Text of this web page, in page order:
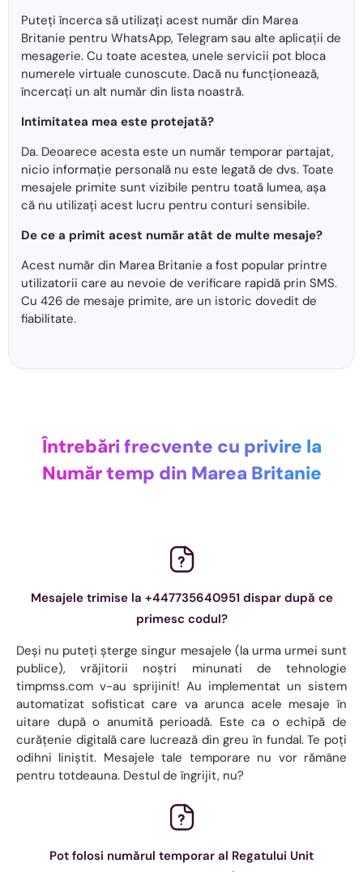
Puteți încerca să utilizați acest număr din Marea
Britanie pentru WhatsApp, Telegram sau alte aplicații de
mesagerie. Cu toate acestea, unele servicii pot bloca
numerele virtuale cunoscute. Dacă nu funcționează,
încercați un alt număr din lista noastră.
Intimitatea mea este protejată?
Da. Deoarece acesta este un număr temporar partajat,
nicio informație personală nu este legată de dvs. Toate
mesajele primite sunt vizibile pentru toată lumea, așa
că nu utilizați acest lucru pentru conturi sensibile.
De ce a primit acest număr atât de multe mesaje?
Acest număr din Marea Britanie a fost popular printre
utilizatorii care au nevoie de verificare rapidă prin SMS.
Cu 426 de mesaje primite, are un istoric dovedit de
fiabilitate.
Întrebări frecvente cu privire la
Număr temp din Marea Britanie
Mesajele trimise la +447735640951 dispar după ce
primesc codul?
Deși nu puteți șterge singur mesajele (la urma urmei sunt
publice), vrăjitorii noștri minunati de tehnologie
timpmss.com v-au sprijinit! Au implementat un sistem
automatizat sofisticat care va arunca acele mesaje în
uitare după o anumită perioadă. Este ca o echipă de
curățenie digitală care lucrează din greu în fundal. Te poți
odihni liniștit. Mesajele tale temporare nu vor rămâne
pentru totdeauna. Destul de îngrijit, nu?
Pot folosi numărul temporar al Regatului Unit